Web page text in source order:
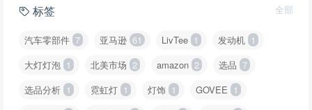
标签 全部
汽车零部件 7 亚马逊 61 LivTee 1 发动机 1
大灯灯泡 1 北美市场 2 amazon 2 选品 7
选品分析 1 霓虹灯 1 灯饰 1 GOVEE 1